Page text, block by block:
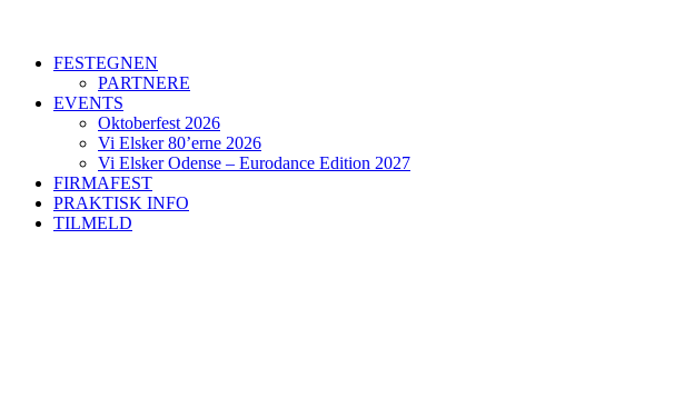
FESTEGNEN
PARTNERE
EVENTS
Oktoberfest 2026
Vi Elsker 80’erne 2026
Vi Elsker Odense – Eurodance Edition 2027
FIRMAFEST
PRAKTISK INFO
TILMELD